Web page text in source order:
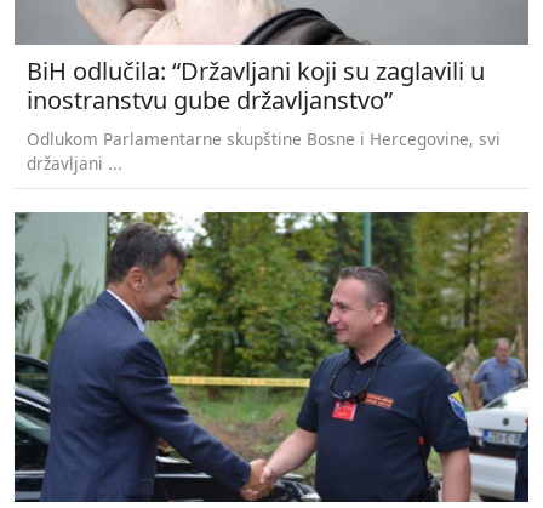
BiH odlučila: “Državljani koji su zaglavili u
inostranstvu gube državljanstvo”
Odlukom Parlamentarne skupštine Bosne i Hercegovine, svi
državljani ...